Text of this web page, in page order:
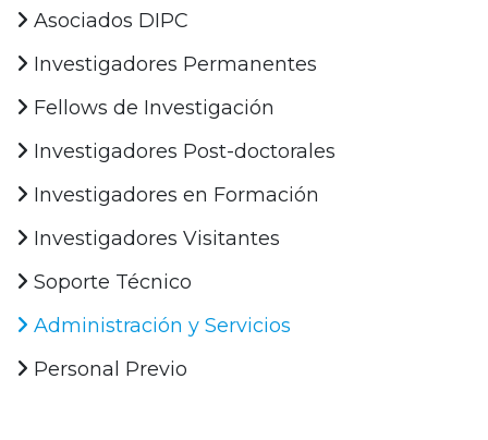
Asociados DIPC
Investigadores Permanentes
Fellows de Investigación
Investigadores Post-doctorales
Investigadores en Formación
Investigadores Visitantes
Soporte Técnico
Administración y Servicios
Personal Previo